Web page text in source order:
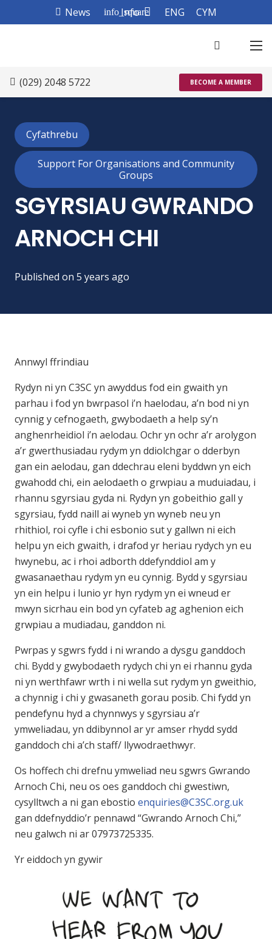
News info_square
Info ENG CYM
(029) 2048 5722 BECOME A MEMBER
Cyfathrebu
Support For Organisations and Community
Groups
SGYRSIAU GWRANDO
ARNOCH CHI
Published on 5 years ago
Annwyl ffrindiau
Rydyn ni yn C3SC yn awyddus fod ein gwaith yn
parhau i fod yn bwrpasol i’n haelodau, a’n bod ni yn
cynnig y cefnogaeth, gwybodaeth a help sy’n
anghenrheidiol i’n aelodau. Ochr yn ochr a’r arolygon
a’r gwerthusiadau rydym yn ddiolchgar o dderbyn
gan ein aelodau, gan ddechrau eleni byddwn yn eich
gwahodd chi, ein aelodaeth o grwpiau a muduiadau, i
rhannu sgyrsiau gyda ni. Rydyn yn gobeithio gall y
sgyrsiau, fydd naill ai wyneb yn wyneb neu yn
rhithiol, roi cyfle i chi esbonio sut y gallwn ni eich
helpu yn eich gwaith, i drafod yr heriau rydych yn eu
hwynebu, ac i rhoi adborth ddefynddiol am y
gwasanaethau rydym yn eu cynnig. Bydd y sgyrsiau
yn ein helpu i lunio yr hyn rydym yn ei wneud er
mwyn sicrhau ein bod yn cyfateb ag aghenion eich
grwpiau a mudiadau, ganddon ni.
Pwrpas y sgwrs fydd i ni wrando a dysgu ganddoch
chi. Bydd y gwybodaeth rydych chi yn ei rhannu gyda
ni yn werthfawr wrth i ni wella sut rydym yn gweithio,
a chynnig i chi y gwasaneth gorau posib. Chi fydd yn
pendefynu hyd a chynnwys y sgyrsiau a’r
ymweliadau, yn ddibynnol ar yr amser rhydd sydd
ganddoch chi a’ch staff/ llywodraethwyr.
Os hoffech chi drefnu ymweliad neu sgwrs Gwrando
Arnoch Chi, neu os oes ganddoch chi gwestiwn,
cysylltwch a ni gan ebostio enquiries@C3SC.org.uk
gan ddefnyddio’r pennawd “Gwrando Arnoch Chi,”
neu galwch ni ar 07973725335.
Yr eiddoch yn gywir